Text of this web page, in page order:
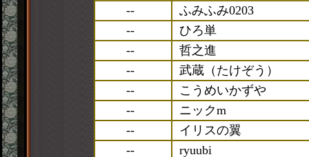
--
ふみふみ0203
--
ひろ単
--
哲之進
--
武蔵（たけぞう）
--
こうめいかずや
--
ニックm
--
イリスの翼
--
ryuubi